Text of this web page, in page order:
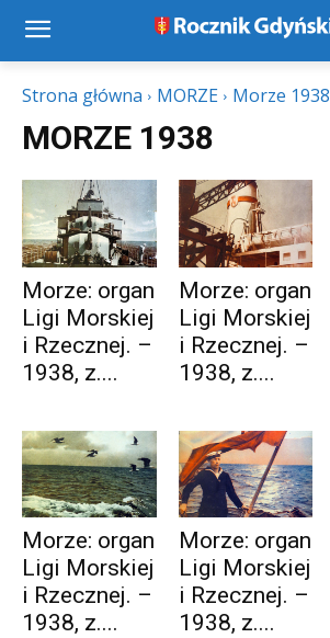
Strona główna MORZE Morze 1938
MORZE 1938
Morze: organ
Ligi Morskiej
i Rzecznej. –
1938, z....
Morze: organ
Ligi Morskiej
i Rzecznej. –
1938, z....
Morze: organ
Ligi Morskiej
i Rzecznej. –
1938, z....
Morze: organ
Ligi Morskiej
i Rzecznej. –
1938, z....